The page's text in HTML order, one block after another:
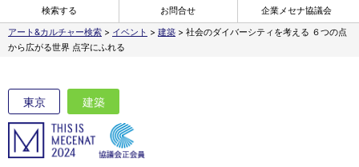
検索する お問合せ
企業メセナ協議会
アート&カルチャー検索 > イベント > 建築 > 社会のダイバーシティを考える ６つの点
から広がる世界 点字にふれる
東京 建築